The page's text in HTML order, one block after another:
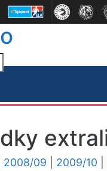
2008/09 2009/10